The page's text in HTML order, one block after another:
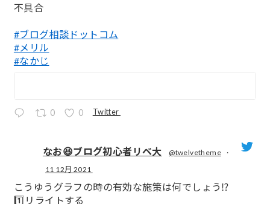
不具合
#ブログ相談ドットコム
#メリル
#なかじ
0 0 Twitter
なお😆ブログ初心者リベ大 @twelvetheme
·
11 12月 2021
こうゆうグラフの時の有効な施策は何でしょう⁉️
1️⃣リライトする